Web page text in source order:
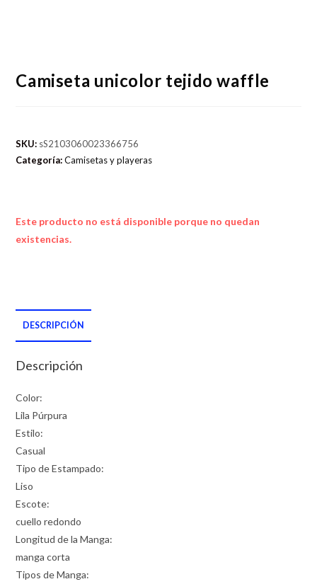
Camiseta unicolor tejido waffle
SKU: sS2103060023366756
Categoría:Camisetas y playeras
Este producto no está disponible porque no quedan
existencias.
DESCRIPCIÓN
Descripción
Color:
Lila Púrpura
Estilo:
Casual
Tipo de Estampado:
Liso
Escote:
cuello redondo
Longitud de la Manga:
manga corta
Tipos de Manga: